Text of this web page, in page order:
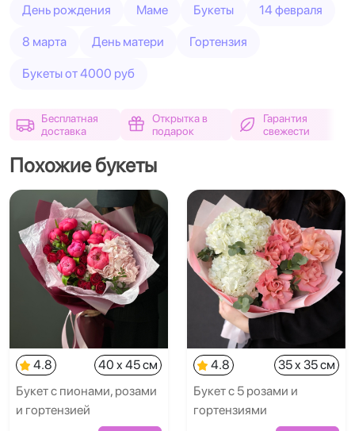
День рождения Маме Букеты 14 февраля
8 марта День матери Гортензия
Букеты от 4000 руб
Бесплатная
доставка
Открытка в
подарок
Гарантия
свежести
Похожие букеты
4.8
40 x 45 см
Букет с пионами, розами
и гортензией
4.8
35 x 35 см
Букет с 5 розами и
гортензиями